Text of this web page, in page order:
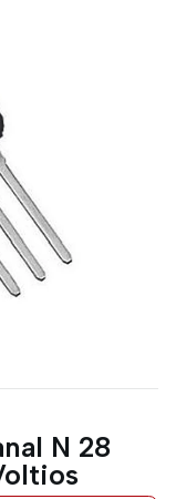
N 28